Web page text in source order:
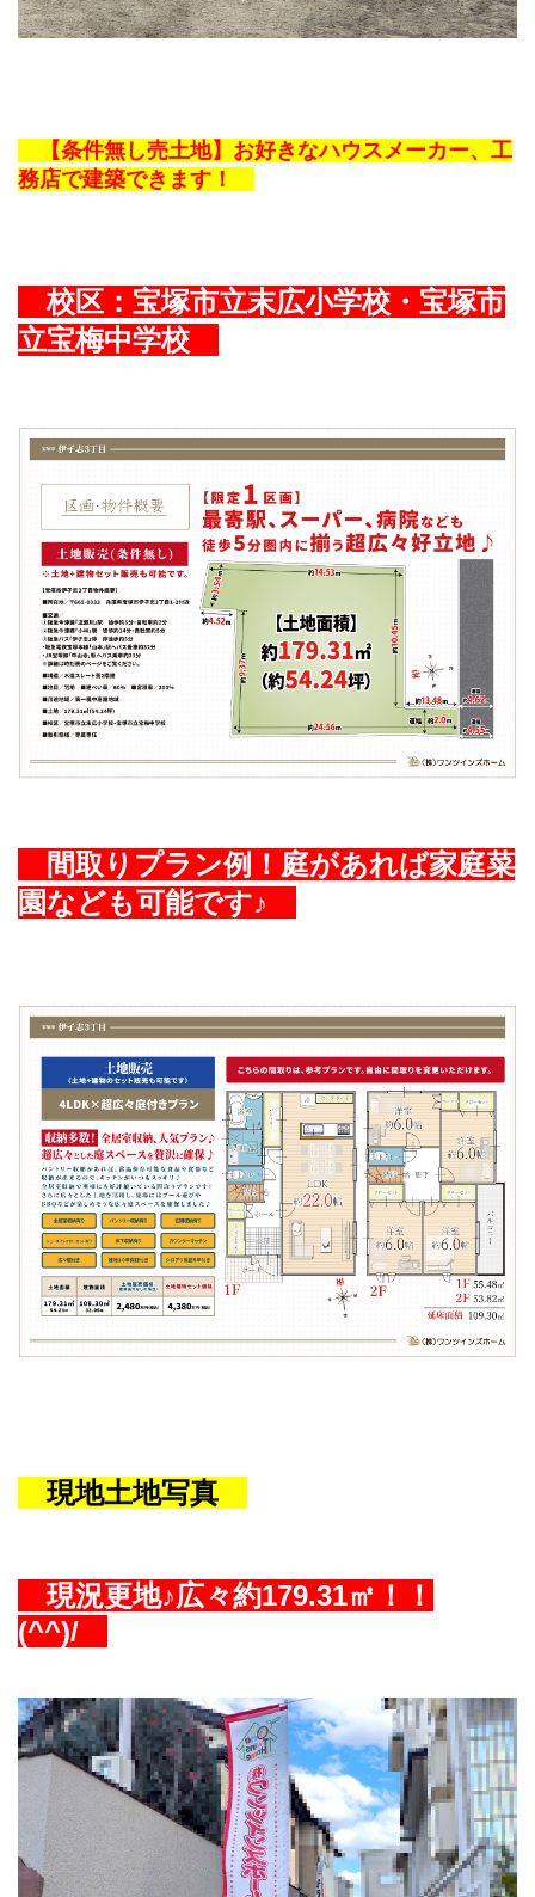
【条件無し売土地】お好きなハウスメーカー、工
務店で建築できます！
校区：宝塚市立末広小学校・宝塚市
立宝梅中学校
間取りプラン例！庭があれば家庭菜
園なども可能です♪
現地土地写真
現況更地♪広々約179.31㎡ ！！
(^^)/